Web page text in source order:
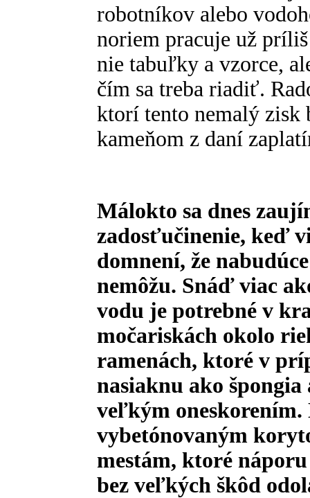
robotníkov alebo
noriem pracuje už
nie tabuľky a vzorce,
čím sa treba riadiť.
ktorí tento nemalý zisk
kameňom z daní
Málokto sa dnes
zadosťučinenie, keď
domnení, že
nemôžu. Snáď viac
vodu je potrebné v
močariskách okolo
ramenách, ktoré v
nasiaknu ako
veľkým
vybetónovaným
mestám, ktoré
bez veľkých škôd